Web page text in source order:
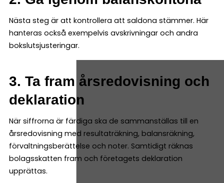
Nästa steg är att kontrollera att saldona stämmer. Här
hanteras också exempelvis avskrivningar och andra
bokslutsjusteringar.
3. Ta fram årsredovisning och
deklaration
När siffrorna är färdiga ska de sammanställas till en
årsredovisning med resultaträkning, balansräkning,
förvaltningsberättelse och noter. Samtidigt räknas
bolagsskatten fram och företagets deklaration
upprättas.